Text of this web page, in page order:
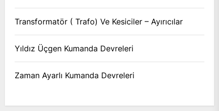
Transformatör ( Trafo) Ve Kesiciler – Ayırıcılar
Yıldız Üçgen Kumanda Devreleri
Zaman Ayarlı Kumanda Devreleri